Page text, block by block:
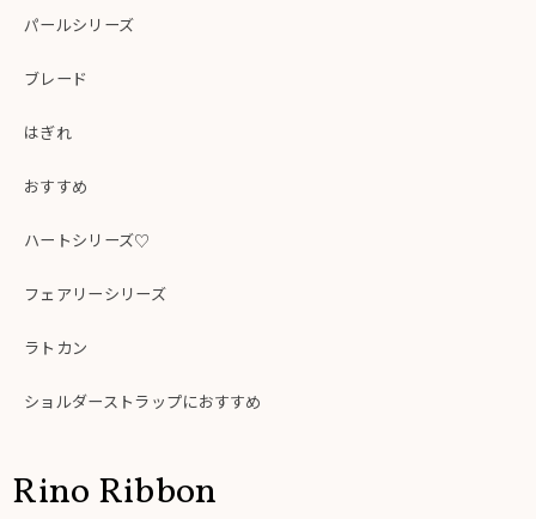
パールシリーズ
ブレード
はぎれ
おすすめ
ハートシリーズ♡
フェアリーシリーズ
ラトカン
ショルダーストラップにおすすめ
Rino Ribbon